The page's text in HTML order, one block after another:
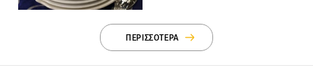
ΠΕΡΙΣΣΟΤΕΡΑ